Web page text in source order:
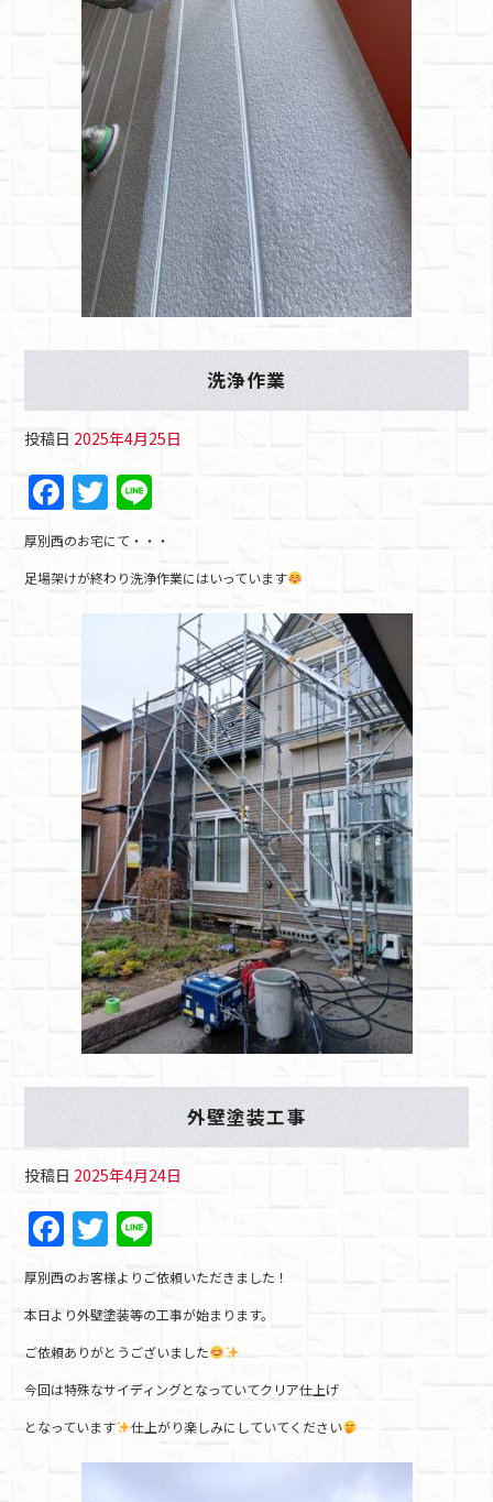
洗浄作業
投稿日 2025年4月25日
F
a
c
e
o
k
T
w
itt
er
n
e
厚別西のお宅にて・・・
足場架けが終わり洗浄作業にはいっています
外壁塗装工事
投稿日 2025年4月24日
F
a
c
e
b
o
o
k
T
w
itt
er
n
e
厚別西のお客様よりご依頼いただきました！
本日より外壁塗装等の工事が始まります。
ご依頼ありがとうございました
今回は特殊なサイディングとなっていてクリア仕上げ
となっています
仕上がり楽しみにしていてください